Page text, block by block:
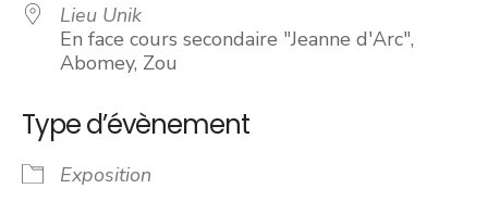
Lieu Unik
En face cours secondaire "Jeanne d'Arc",
Abomey, Zou
Type d’évènement
Exposition